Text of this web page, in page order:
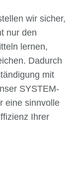
wir sicher,
nur den
lernen,
Dadurch
mit
SYSTEM-
eine sinnvolle
Ihrer